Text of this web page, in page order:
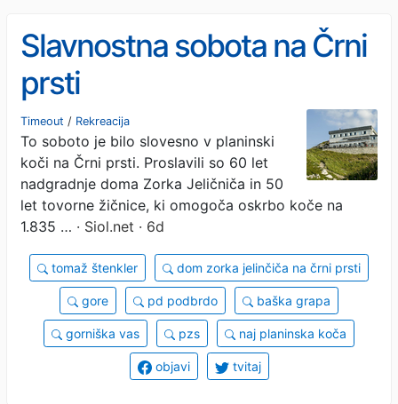
Slavnostna sobota na Črni
prsti
Timeout / Rekreacija
To soboto je bilo slovesno v planinski
koči na Črni prsti. Proslavili so 60 let
nadgradnje doma Zorka Jeličniča in 50
let tovorne žičnice, ki omogoča oskrbo koče na
1.835 … · Siol.net · 6d
tomaž štenkler dom zorka jelinčiča na črni prsti
gore pd podbrdo baška grapa
gorniška vas pzs naj planinska koča
objavi tvitaj